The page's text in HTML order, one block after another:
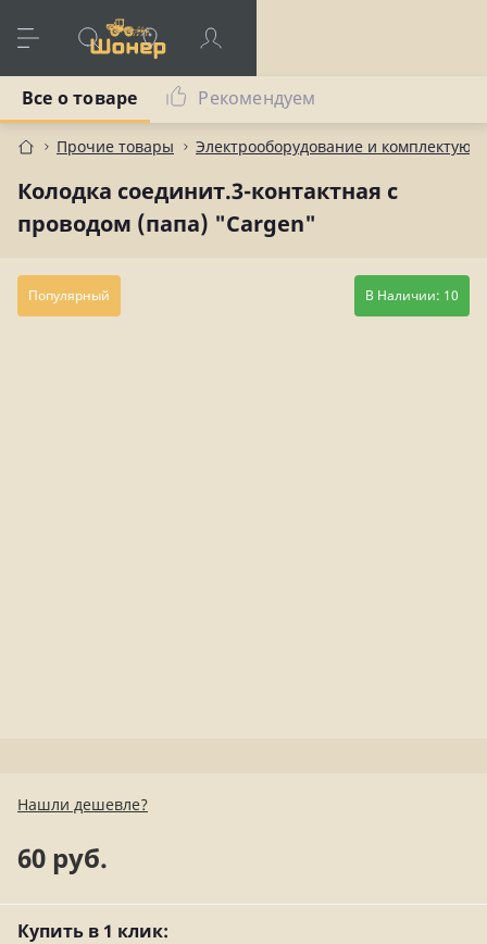
Прочие товары Электрооборудование и
Колодка соединит.3-контактная с
проводом (папа) "Cargen"
Все о товаре Рекомендуем
Популярный В Наличии: 10
Нашли дешевле?
60 руб.
Купить в 1 клик: